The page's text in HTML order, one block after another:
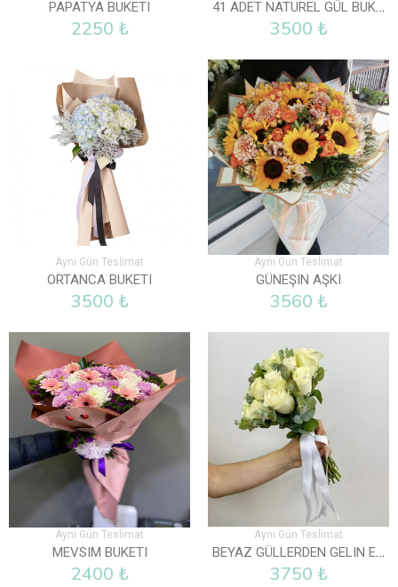
PAPATYA BUKETI
2250 ₺
41 ADET NATUREL GÜL BUKETI
3500 ₺
Aynı Gün Teslimat
ORTANCA BUKETI
3500 ₺
Aynı Gün Teslimat
GÜNEŞIN AŞKI
3560 ₺
Aynı Gün Teslimat
MEVSIM BUKETI
2400 ₺
Aynı Gün Teslimat
BEYAZ GÜLLERDEN GELIN EL BUKETI
3750 ₺